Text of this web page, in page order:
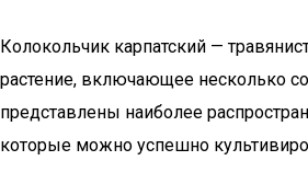
Колокольчик карпатский —
растение, включающее несколько
представлены наиболее
которые можно успешно